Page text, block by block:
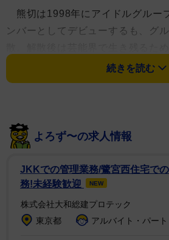
熊切は1998年にアイドルグルー
ンバーとしてデビューするも、グ
組む姿勢から「崖っぷちアイドル
エティー番組でブレイクした経歴
今作は幼少期やアイドル時代の
ルなど、数々の困難や「崖っぷち
てきた熊切の波瀾万丈な半生を振
る。また長年続けているというキ
抜かれた美背中＆美ヒップ際立つ
ても変わらず大人の魅力があふれ
続きを読む
よろず〜の求人情報
JKKでの管理業務/鷺宮西住宅で
務!未経験歓迎
NEW
株式会社大和総建プロテック
東京都
アルバイト・パー